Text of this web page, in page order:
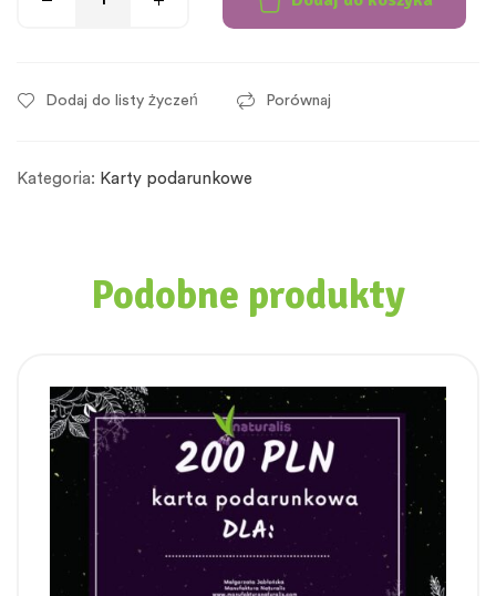
Dodaj do listy życzeń Porównaj
Kategoria: Karty podarunkowe
Podobne produkty